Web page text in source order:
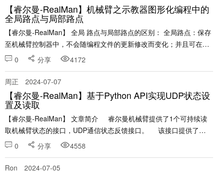
【睿尔曼-RealMan】机械臂之示教器图形化编程中的
全局路点与局部路点
【睿尔曼-RealMan】 全局 路点与局部路点的区别： 全局路点：保存
至机械臂控制器中，不会随编程文件的更新修改而变化；并且可在多
个编程文件中调用。 局部路点：保存至编程文件中，若文件未保存，
0 分享 4172
周正 2024-07-07
【睿尔曼-RealMan】基于Python API实现UDP状态设
置及读取
【睿尔曼-RealMan】 文章简介 睿尔曼机械臂提供了1个可持续读
取机械臂状态的接口，UDP通信状态反馈接口。 该接口提供了
json......
0 分享 4558
Ron 2024-07-05